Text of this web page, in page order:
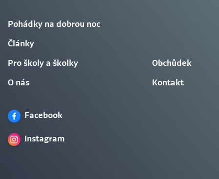
Pohádky na dobrou noc
Články
Pro školy a školky
O nás
Obchůdek
Kontakt
Facebook
Instagram